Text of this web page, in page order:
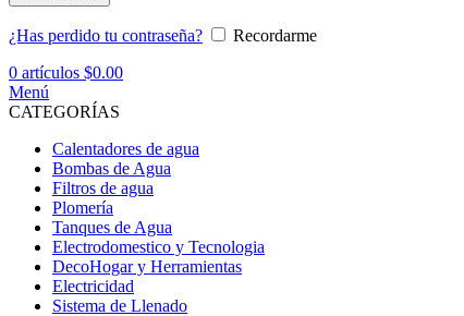
¿Has perdido tu contraseña?
Recordarme
0 artículos $0.00
Menú
CATEGORÍAS
Calentadores de agua
Bombas de Agua
Filtros de agua
Plomería
Tanques de Agua
Electrodomestico y Tecnologia
DecoHogar y Herramientas
Electricidad
Sistema de Llenado